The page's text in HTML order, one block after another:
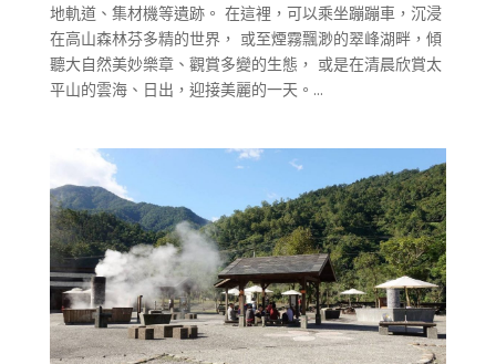
地軌道、集材機等遺跡。 在這裡，可以乘坐蹦蹦車，沉浸
在高山森林芬多精的世界， 或至煙霧飄渺的翠峰湖畔，傾
聽大自然美妙樂章、觀賞多變的生態， 或是在清晨欣賞太
平山的雲海、日出，迎接美麗的一天。...